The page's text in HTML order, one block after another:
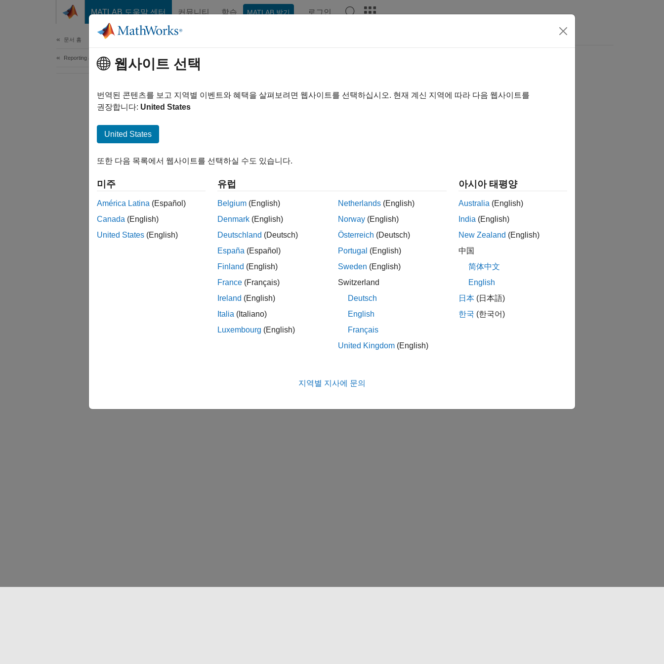
MATLAB 도움말 센터 커뮤니티 학습 MATLAB 받기 로그인
문서 홈
Reporting and Database Access웹사이트 선택
번역된 콘텐츠를 보고 지역별 이벤트와 혜택을 살펴보려면 웹사이트를 선택하십시오. 현재 계신 지역에 따라 다음 웹사이트를
권장합니다: United States
United States
또한 다음 목록에서 웹사이트를 선택하실 수도 있습니다.
미주
América Latina (Español)
Canada (English)
United States (English)
유럽
Belgium (English)
Denmark (English)
Deutschland (Deutsch)
España (Español)
Finland (English)
France (Français)
Ireland (English)
Italia (Italiano)
Luxembourg (English)
Netherlands (English)
Norway (English)
Österreich (Deutsch)
Portugal (English)
Sweden (English)
Switzerland
Deutsch
English
Français
United Kingdom (English)
아시아 태평양
Australia (English)
India (English)
New Zealand (English)
中国
简体中文
English
日本 (日本語)
한국 (한국어)
지역별 지사에 문의